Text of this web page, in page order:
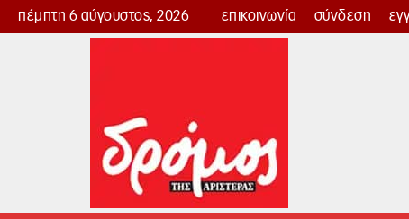
πέμπτη 6 αύγουστος, 2026 επικοινωνία σύνδεση
Δρόμος